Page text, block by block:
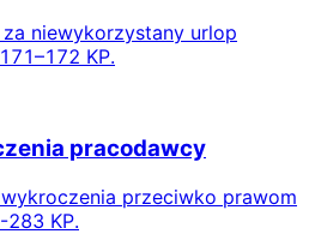
niewykorzystany urlop
KP.
pracodawcy
przeciwko prawom
KP.